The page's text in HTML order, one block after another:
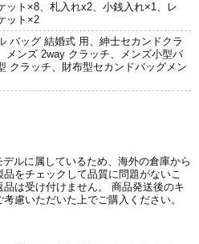
ット×8、札入れx2、小銭入れ×1、レ
ット×2
バッグ 結婚式 用、紳士セカンドクラ
メンズ 2way クラッチ、メンズ小型バ
クラッチ、財布型セカンドバッグメン
ルに属しているため、海外の倉庫から
をチェックして品質に問題がないこ
は受け付けません。 商品発送後のキ
慮いただいた上でご購入ください。